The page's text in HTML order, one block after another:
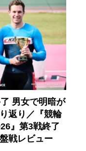
男女で明暗が
返り／『競輪
』第3戦終了
戦レビュー